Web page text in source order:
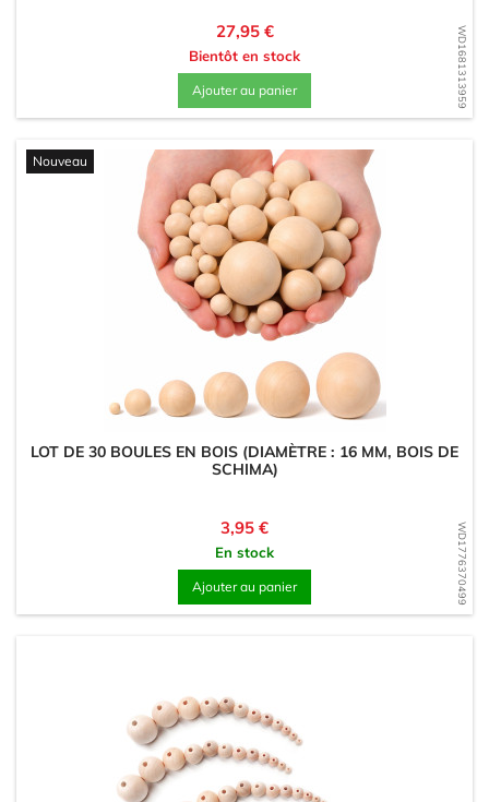
WD1681313959
Prix
27,95 €
Bientôt en stock
Ajouter au panier
WD1776370499
Nouveau
LOT DE 30 BOULES EN BOIS (DIAMÈTRE : 16 MM, BOIS DE
SCHIMA)
Prix
3,95 €
En stock
Ajouter au panier